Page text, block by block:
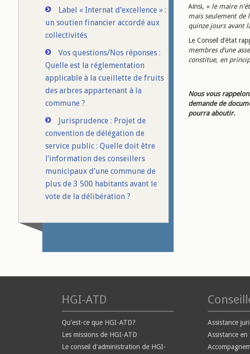
Label « Internat d’excellence » :
un soutien financier accordé aux
collectivités
Vos questions/Nos réponses :
Quelle est la réglementation
applicable à la cueillette de fruits
des arbres appartenant à la
commune ?
Jurisprudence : Projet de
convention de délégation de
service public : Quelle doit être
l’information des conseillers
municipaux d’une commune de
plus de 3 500 habitants avant le
vote de la délibération ?
Ainsi, « le maire
mais seulement de
quinze jours avant
Le Conseil d’état
membres d’une
constitue, en
Nous vous
demande de
pourra aboutir.
HGI-ATD
Qu'est-ce que HGI-ATD?
Les missions de HGI-ATD
Le conseil d'administration de HGI-
Assistance
Assistance en